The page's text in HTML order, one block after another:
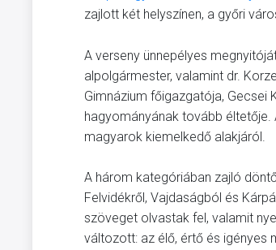
zajlott két helyszínen, a győri
A verseny ünnepélyes
alpolgármester, valamint dr.
Gimnázium főigazgatója, Gecsei
hagyományának tovább
magyarok kiemelkedő alakjáról.
A három kategóriában zajló
Felvidékről, Vajdaságból és
szöveget olvastak fel, valamit
változott: az élő, értő és igényes